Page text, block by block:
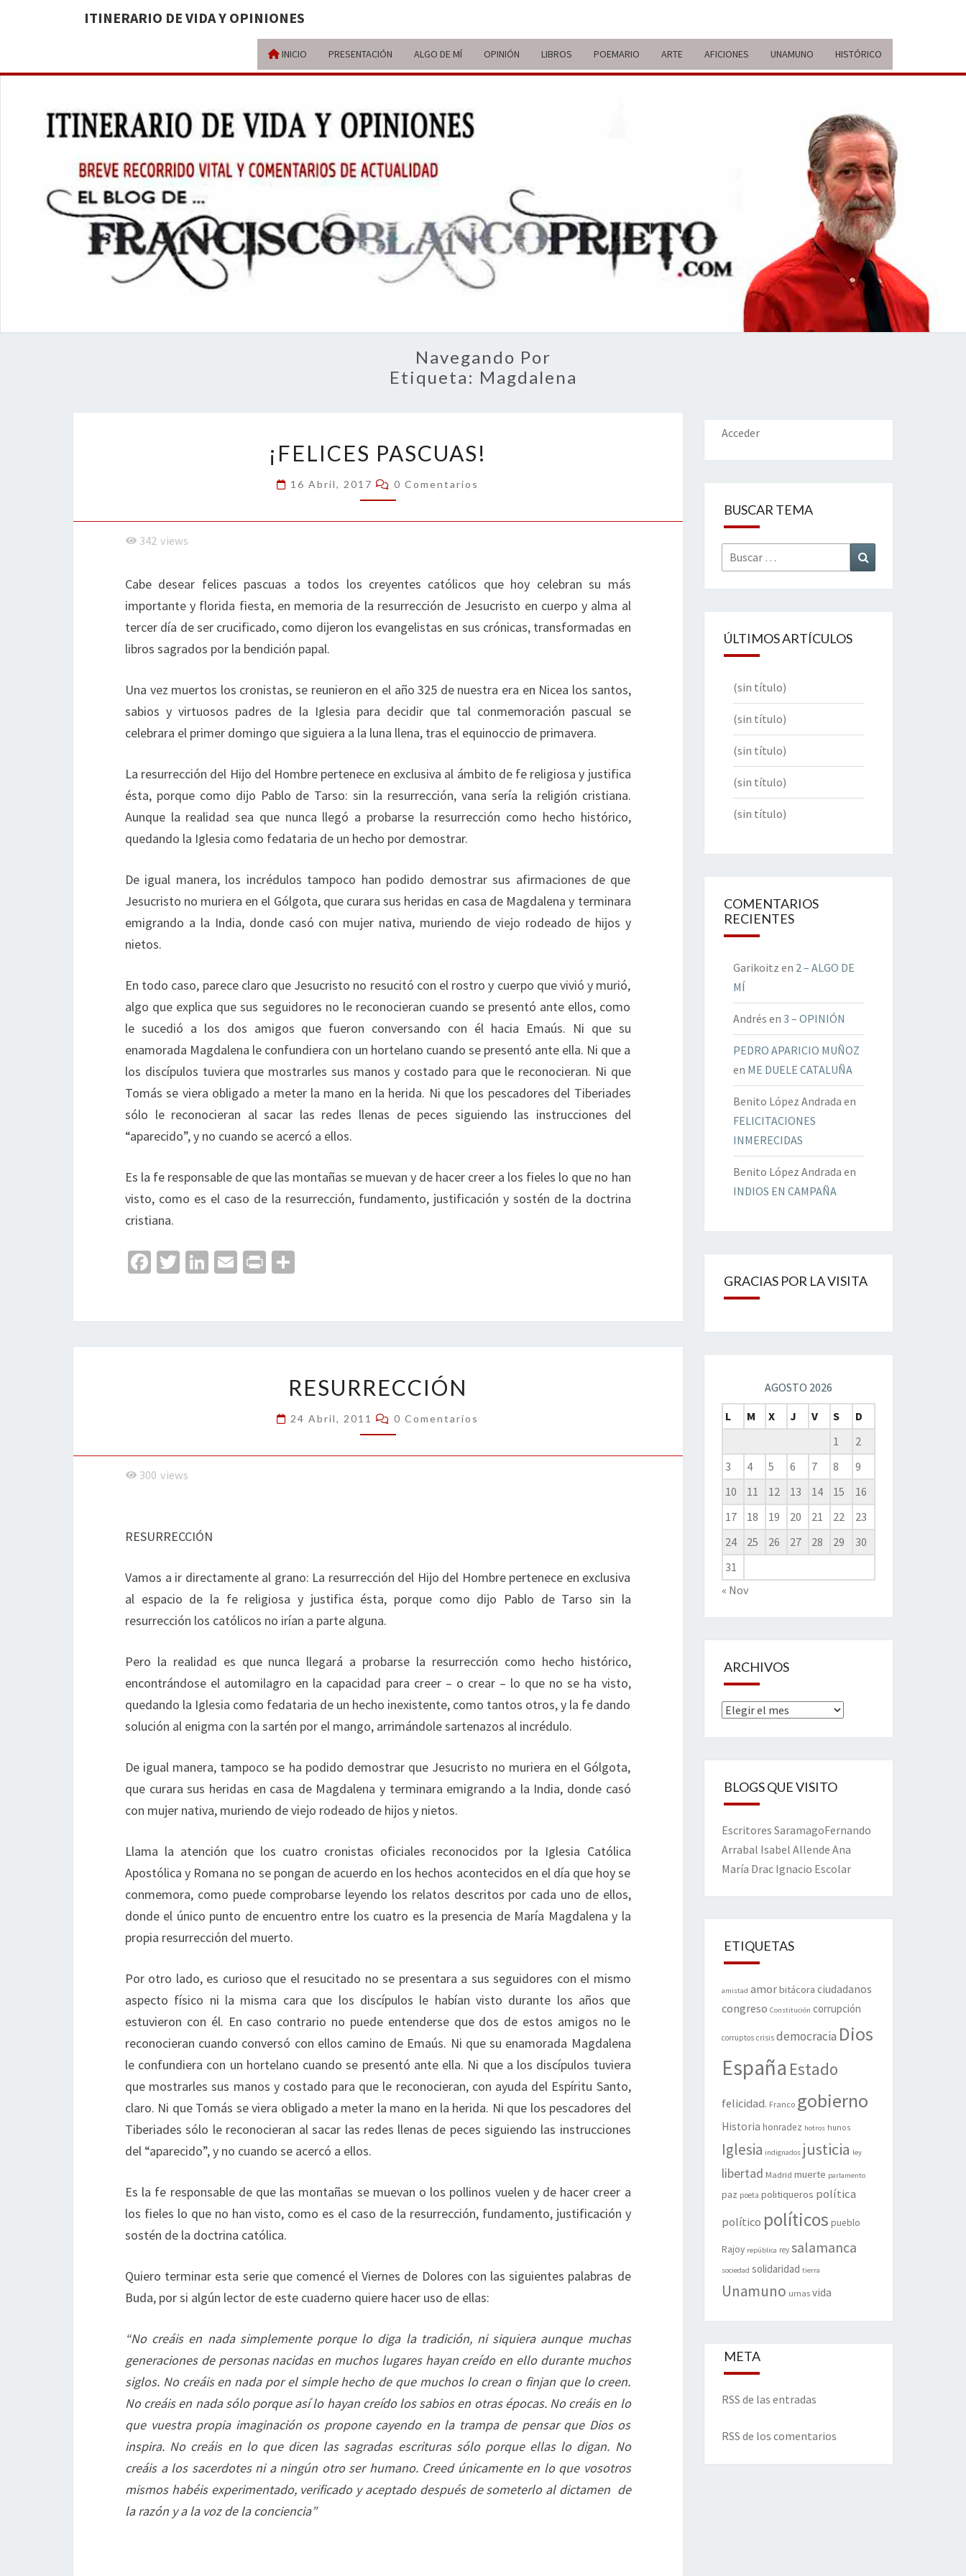
ITINERARIO DE VIDA Y OPINIONES
INICIO PRESENTACIÓN ALGO DE MÍ OPINIÓN LIBROS POEMARIO ARTE AFICIONES UNAMUNO HISTÓRICO
ITINERARIO
DE VIDA Y
OPINIONES
BREVE
RECORRIDO
VITAL Y
COMENTARIOS
ACTUALIDAD
Navegando Por
Etiqueta: Magdalena
PASCUAS!
¡FELICES PASCUAS!
16 Abril, 2017 Comentarios
0 Comentarios
342 views
Cabe desear felices pascuas a todos los creyentes católicos que hoy celebran su más
importante y florida fiesta, en memoria de la resurrección de Jesucristo en cuerpo y alma al
tercer día de ser crucificado, como dijeron los evangelistas en sus crónicas, transformadas en
libros sagrados por la bendición papal.
Una vez muertos los cronistas, se reunieron en el año 325 de nuestra era en Nicea los santos,
sabios y virtuosos padres de la Iglesia para decidir que tal conmemoración pascual se
celebrara el primer domingo que siguiera a la luna llena, tras el equinoccio de primavera.
La resurrección del Hijo del Hombre pertenece en exclusiva al ámbito de fe religiosa y justifica
ésta, porque como dijo Pablo de Tarso: sin la resurrección, vana sería la religión cristiana.
Aunque la realidad sea que nunca llegó a probarse la resurrección como hecho histórico,
quedando la Iglesia como fedataria de un hecho por demostrar.
De igual manera, los incrédulos tampoco han podido demostrar sus afirmaciones de que
Jesucristo no muriera en el Gólgota, que curara sus heridas en casa de Magdalena y terminara
emigrando a la India, donde casó con mujer nativa, muriendo de viejo rodeado de hijos y
nietos.
En todo caso, parece claro que Jesucristo no resucitó con el rostro y cuerpo que vivió y murió,
algo que explica que sus seguidores no le reconocieran cuando se presentó ante ellos, como
le sucedió a los dos amigos que fueron conversando con él hacia Emaús. Ni que su
enamorada Magdalena le confundiera con un hortelano cuando se presentó ante ella. Ni que a
los discípulos tuviera que mostrarles sus manos y costado para que le reconocieran. Ni que
Tomás se viera obligado a meter la mano en la herida. Ni que los pescadores del Tiberiades
sólo le reconocieran al sacar las redes llenas de peces siguiendo las instrucciones del
“aparecido”, y no cuando se acercó a ellos.
Es la fe responsable de que las montañas se muevan y de hacer creer a los fieles lo que no han
visto, como es el caso de la resurrección, fundamento, justificación y sostén de la doctrina
cristiana.
Fa
o
T
Li
n
E
Pr
ar
tir
RESURRECCIÓN
24 Abril, 2011 Comentarios
0 Comentarios
300 views
RESURRECCIÓN
Vamos a ir directamente al grano: La resurrección del Hijo del Hombre pertenece en exclusiva
al espacio de la fe religiosa y justifica ésta, porque como dijo Pablo de Tarso sin la
resurrección los católicos no irían a parte alguna.
Pero la realidad es que nunca llegará a probarse la resurrección como hecho histórico,
encontrándose el automilagro en la capacidad para creer – o crear – lo que no se ha visto,
quedando la Iglesia como fedataria de un hecho inexistente, como tantos otros, y la fe dando
solución al enigma con la sartén por el mango, arrimándole sartenazos al incrédulo.
De igual manera, tampoco se ha podido demostrar que Jesucristo no muriera en el Gólgota,
que curara sus heridas en casa de Magdalena y terminara emigrando a la India, donde casó
con mujer nativa, muriendo de viejo rodeado de hijos y nietos.
Llama la atención que los cuatro cronistas oficiales reconocidos por la Iglesia Católica
Apostólica y Romana no se pongan de acuerdo en los hechos acontecidos en el día que hoy se
conmemora, como puede comprobarse leyendo los relatos descritos por cada uno de ellos,
donde el único punto de encuentro entre los cuatro es la presencia de María Magdalena y la
propia resurrección del muerto.
Por otro lado, es curioso que el resucitado no se presentara a sus seguidores con el mismo
aspecto físico ni la misma cara que los discípulos le habían visto durante los años que
estuvieron con él. En caso contrario no puede entenderse que dos de estos amigos no le
reconocieran cuando conversó con ellos camino de Emaús. Ni que su enamorada Magdalena
le confundiera con un hortelano cuando se presentó ante ella. Ni que a los discípulos tuviera
que mostrarles sus manos y costado para que le reconocieran, con ayuda del Espíritu Santo,
claro. Ni que Tomás se viera obligado a meter la mano en la herida. Ni que los pescadores del
Tiberiades sólo le reconocieran al sacar las redes llenas de peces siguiendo las instrucciones
del “aparecido”, y no cuando se acercó a ellos.
Es la fe responsable de que las montañas se muevan o los pollinos vuelen y de hacer creer a
los fieles lo que no han visto, como es el caso de la resurrección, fundamento, justificación y
sostén de la doctrina católica.
Quiero terminar esta serie que comencé el Viernes de Dolores con las siguientes palabras de
Buda, por si algún lector de este cuaderno quiere hacer uso de ellas:
“No creáis en nada simplemente porque lo diga la tradición, ni siquiera aunque muchas
generaciones de personas nacidas en muchos lugares hayan creído en ello durante muchos
siglos. No creáis en nada por el simple hecho de que muchos lo crean o finjan que lo creen.
No creáis en nada sólo porque así lo hayan creído los sabios en otras épocas. No creáis en lo
que vuestra propia imaginación os propone cayendo en la trampa de pensar que Dios os
inspira. No creáis en lo que dicen las sagradas escrituras sólo porque ellas lo digan. No
creáis a los sacerdotes ni a ningún otro ser humano. Creed únicamente en lo que vosotros
mismos habéis experimentado, verificado y aceptado después de someterlo al dictamen de
la razón y a la voz de la conciencia”
Acceder
BUSCAR TEMA
Buscar
por:
ÚLTIMOS ARTÍCULOS
(sin título)
(sin título)
(sin título)
(sin título)
(sin título)
COMENTARIOS
RECIENTES
Garikoitz en 2 – ALGO DE
MÍ
Andrés en 3 – OPINIÓN
PEDRO APARICIO MUÑOZ
en ME DUELE CATALUÑA
Benito López Andrada en
FELICITACIONES
INMERECIDAS
Benito López Andrada en
INDIOS EN CAMPAÑA
GRACIAS POR LA VISITA
AGOSTO 2026
L
M X J V S
D
1
2
3
4 5 6 7 8
9
10
11 12 13 14 15
16
17
18 19 20 21 22
23
24
25 26 27 28 29
30
31
« Nov
ARCHIVOS
Archivos
BLOGS QUE VISITO
Escritores SaramagoFernando
Arrabal Isabel Allende Ana
María Drac Ignacio Escolar
ETIQUETAS
amistad amorbitácora ciudadanos
congreso Constitución corrupción
corruptos crisis democracia Dios
España Estado
felicidad. Franco gobierno
Historia honradez hotros hunos
Iglesia indignados justicia ley
libertad Madrid muerte parlamento
paz poeta politiqueros política
político políticos pueblo
Rajoy república rey salamanca
sociedad solidaridad tierra
Unamuno urnas vida
META
RSS de las entradas
RSS de los comentarios